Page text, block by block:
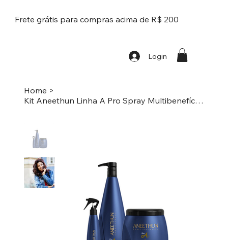
Frete grátis para compras acima de R$ 200
Login
Home >
Kit Aneethun Linha A Pro Spray Multibenefícios 1litro